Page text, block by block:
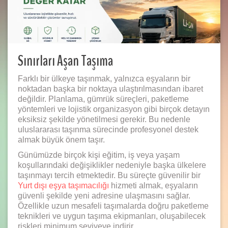
Sınırları Aşan Taşıma
Farklı bir ülkeye taşınmak, yalnızca eşyaların bir
noktadan başka bir noktaya ulaştırılmasından ibaret
değildir. Planlama, gümrük süreçleri, paketleme
yöntemleri ve lojistik organizasyon gibi birçok detayın
eksiksiz şekilde yönetilmesi gerekir. Bu nedenle
uluslararası taşınma sürecinde profesyonel destek
almak büyük önem taşır.
Günümüzde birçok kişi eğitim, iş veya yaşam
koşullarındaki değişiklikler nedeniyle başka ülkelere
taşınmayı tercih etmektedir. Bu süreçte güvenilir bir
Yurt dışı eşya taşımacılığı hizmeti almak, eşyaların
güvenli şekilde yeni adresine ulaşmasını sağlar.
Özellikle uzun mesafeli taşımalarda doğru paketleme
teknikleri ve uygun taşıma ekipmanları, oluşabilecek
riskleri minimum seviyeye indirir.